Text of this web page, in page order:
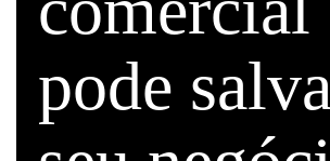
pode